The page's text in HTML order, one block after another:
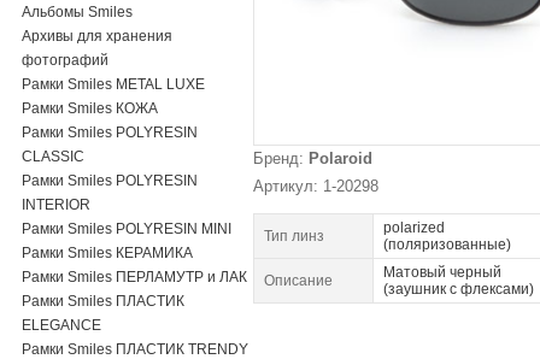
Альбомы Smiles
Архивы для хранения
фотографий
Рамки Smiles METAL LUXE
Рамки Smiles КОЖА
Рамки Smiles POLYRESIN
CLASSIC
Рамки Smiles POLYRESIN
INTERIOR
Рамки Smiles POLYRESIN MINI
Рамки Smiles КЕРАМИКА
Рамки Smiles ПЕРЛАМУТР и ЛАК
Рамки Smiles ПЛАСТИК
ELEGANCE
Рамки Smiles ПЛАСТИК TRENDY
Бренд: Polaroid
Артикул: 1-20298
Тип линз
polarized
(поляризованные)
Описание
Матовый черный
(заушник с флексами)